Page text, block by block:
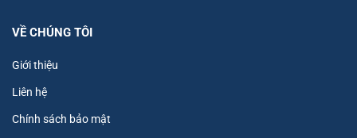
VỀ CHÚNG TÔI
Giới thiệu
Liên hệ
Chính sách bảo mật